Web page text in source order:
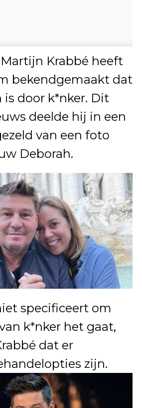
Krabbé heeft
bekendgemaakt dat
door k*nker. Dit
deelde hij in een
van een foto
Deborah.
specificeert om
k*nker het gaat,
dat er
zijn.